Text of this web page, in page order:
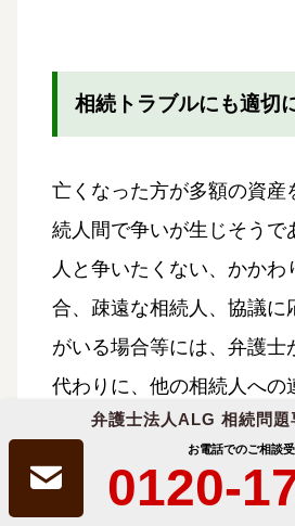
弁護士法人ALG 相続問題
お電話でのご相談
0120-
相続トラブルにも適切
亡くなった方が多額の資産
続人間で争いが生じそうで
人と争いたくない、かかわ
合、疎遠な相続人、協議に
がいる場合等には、弁護士
代わりに、他の相続人への
協議を行います。また、相
うまくいかず、調停や審判
合であっても、すぐに対